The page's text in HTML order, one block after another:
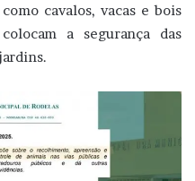
cavalos, vacas e bois
a segurança das